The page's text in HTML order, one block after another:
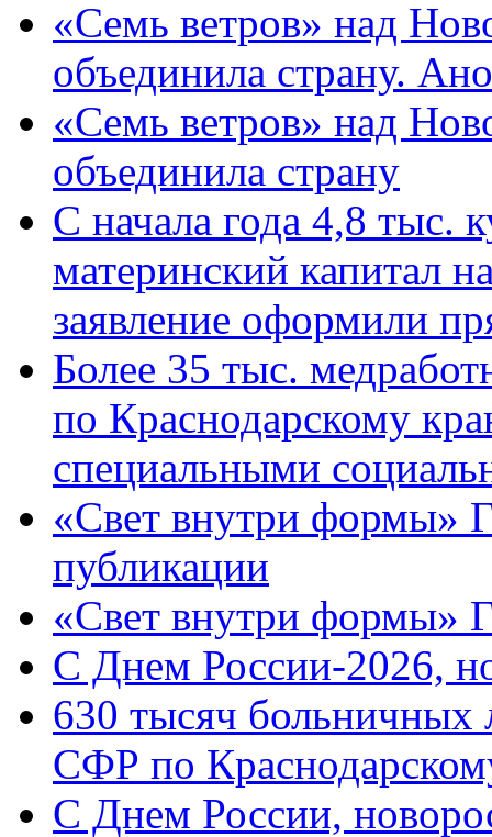
«Семь ветров» над
объединила страну.
«Семь ветров» над
объединила страну
С начала года 4,8 тыс.
материнский капитал
заявление оформили
Более 35 тыс.
по Краснодарскому
специальными
«Свет внутри формы»
публикации
«Свет внутри формы»
C Днем России-2026,
630 тысяч больничных
СФР по
C Днем России,